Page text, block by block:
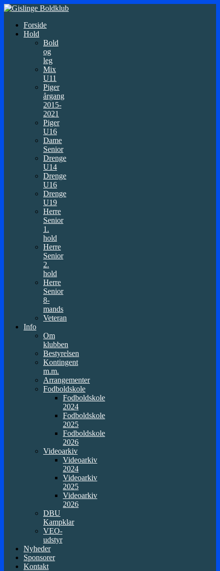
Forside
Hold
Bold
og
leg
Mix
U11
Piger
årgang
2015-
2021
Piger
U16
Dame
Senior
Drenge
U14
Drenge
U16
Drenge
U19
Herre
Senior
1.
hold
Herre
Senior
2.
hold
Herre
Senior
8-
mands
Veteran
Info
Om
klubben
Bestyrelsen
Kontingent
m.m.
Arrangementer
Fodboldskole
Fodboldskole
2024
Fodboldskole
2025
Fodboldskole
2026
Videoarkiv
Videoarkiv
2024
Videoarkiv
2025
Videoarkiv
2026
DBU
Kampklar
VEO-
udstyr
Nyheder
Sponsorer
Kontakt